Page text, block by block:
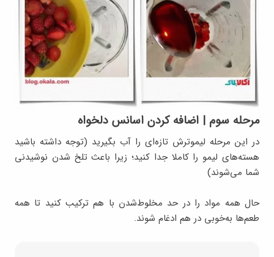
مرحله سوم | اضافه کردن اسانس دلخواه
در این مرحله لیموترش تازه‌ای را آب بگیرید (توجه داشته باشید
هسته‌های لیمو را کاملا جدا کنید؛ زیرا باعث تلخ شدن نوشیدنی
شما می‌شوند)
حال همه مواد را در حد مخلوط‌شدن با هم ترکیب کنید تا همه
طعم‌ها به‌خوبی در هم ادغام شوند.